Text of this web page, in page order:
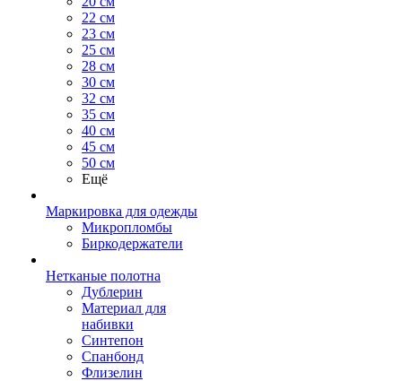
22 см
23 см
25 см
28 см
30 см
32 см
35 см
40 см
45 см
50 см
Ещё
Маркировка для одежды
Микропломбы
Биркодержатели
Нетканые полотна
Дублерин
Материал для
набивки
Синтепон
Спанбонд
Флизелин